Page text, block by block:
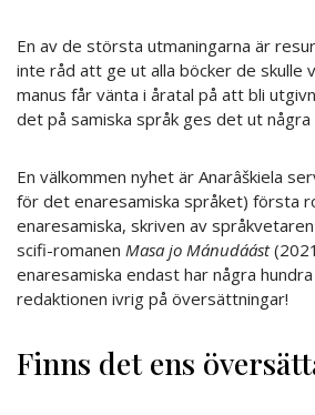
En av de största utmaningarna är
inte råd att ge ut alla böcker de skulle
manus får vänta i åratal på att bli
det på samiska språk ges det ut
En välkommen nyhet är Anarâškiela
för det enaresamiska språket) första
enaresamiska, skriven av språkvetaren
scifi-romanen Masa jo Mánudáást
enaresamiska endast har några
redaktionen ivrig på översättningar!
Finns det ens